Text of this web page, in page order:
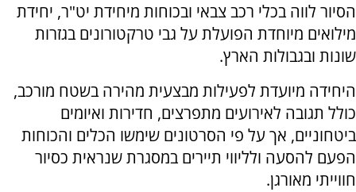
הסיור לווה בכלי רכב צבאי ובכוחות מיחידת יט"ר, יחידת
מילואים מיוחדת הפועלת על גבי טרקטורונים בגזרות
שונות ובגבולות הארץ.
היחידה מיועדת לפעילות מבצעית מהירה בשטח מורכב,
כולל תגובה לאירועים מתפרצים, חדירות ואיומים
ביטחוניים, אך על פי הסרטונים שימשו הכלים והכוחות
הפעם להסעה ולליווי תיירים במסגרת שנראית כסיור
חווייתי מאורגן.